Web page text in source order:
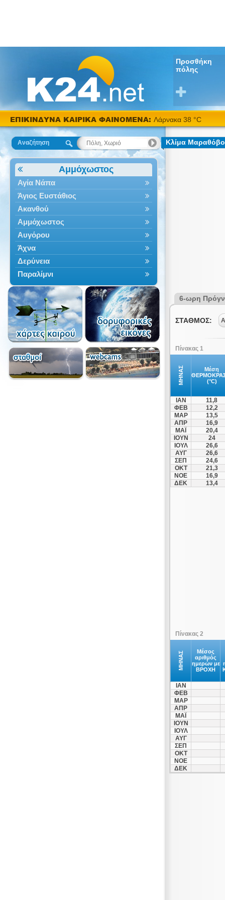
Προσθήκη
πόλης
ΕΠΙΚΙΝΔΥΝΑ ΚΑΙΡΙΚΑ ΦΑΙΝΟΜΕΝΑ: Λάρνακα 38 °C
Αναζήτηση
Αμμόχωστος
Αγία Νάπα
Άγιος Ευστάθιος
Ακανθού
Αμμόχωστος
Αυγόρου
Άχνα
Δερύνεια
Παραλίμνι
Κλίμα
6-ωρη
ΣΤΑΘΜΟΣ:
Πίνακας 1
ΜΗΝΑΣ
Μέση
(°C)
ΙΑΝ
11,8
ΦΕΒ
12,2
ΜΑΡ
13,5
ΑΠΡ
16,9
ΜΑΪ
20,4
ΙΟΥΝ
24
ΙΟΥΛ
26,6
ΑΥΓ
26,6
ΣΕΠ
24,6
ΟΚΤ
21,3
ΝΟΕ
16,9
ΔΕΚ
13,4
Πίνακας 2
ΜΗΝΑΣ
Μέσος
αριθμός
ημερών με
ΒΡΟΧΗ
ΙΑΝ
ΦΕΒ
ΜΑΡ
ΑΠΡ
ΜΑΪ
ΙΟΥΝ
ΙΟΥΛ
ΑΥΓ
ΣΕΠ
ΟΚΤ
ΝΟΕ
ΔΕΚ